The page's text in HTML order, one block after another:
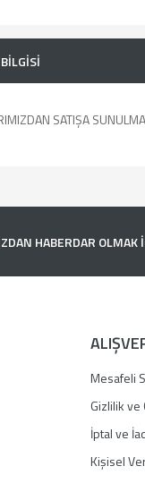
SATIŞA
veya görüntülenemiyor.
olmalı.
HABERDAR
Mesafeli
Gizlilik ve
İptal ve
Kişisel